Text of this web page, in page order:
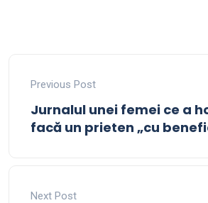
Previous Post
Jurnalul unei femei ce a
facă un prieten „cu
Next Post